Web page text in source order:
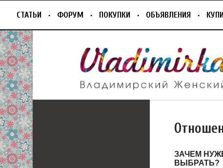
СТАТЬИ ФОРУМ ПОКУПКИ ОБЪЯВЛЕНИЯ
ЗАЧЕМ
ВЫБРАТЬ?